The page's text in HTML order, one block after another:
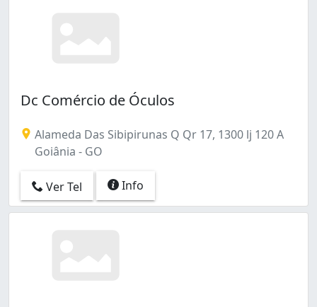
Dc Comércio de Óculos
Alameda Das Sibipirunas Q Qr 17, 1300 lj 120 A
Goiânia - GO
Ver Tel Info